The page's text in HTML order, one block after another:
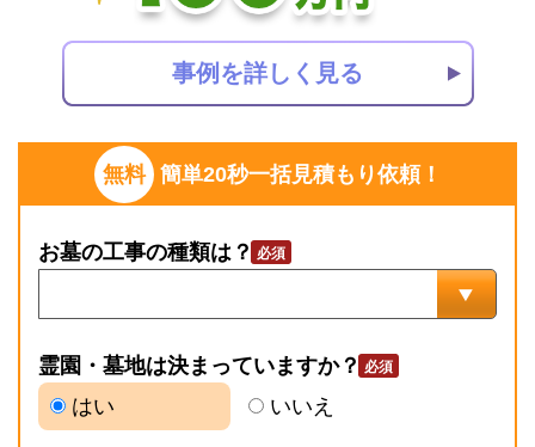
無料 簡単20秒一括見積もり依頼！
お墓の工事の種類は？
霊園・墓地は決まっていますか？
はい
いいえ
事例を詳しく見る